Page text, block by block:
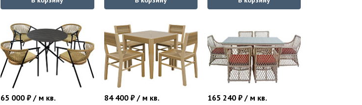
65 000 ₽ / м кв. 84 400 ₽ / м кв. 165 240 ₽ / м кв.